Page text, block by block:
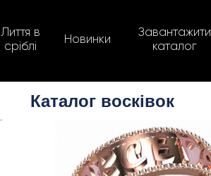
Лиття в
сріблі
Новинки
Завантажити
каталог
Каталог восківок